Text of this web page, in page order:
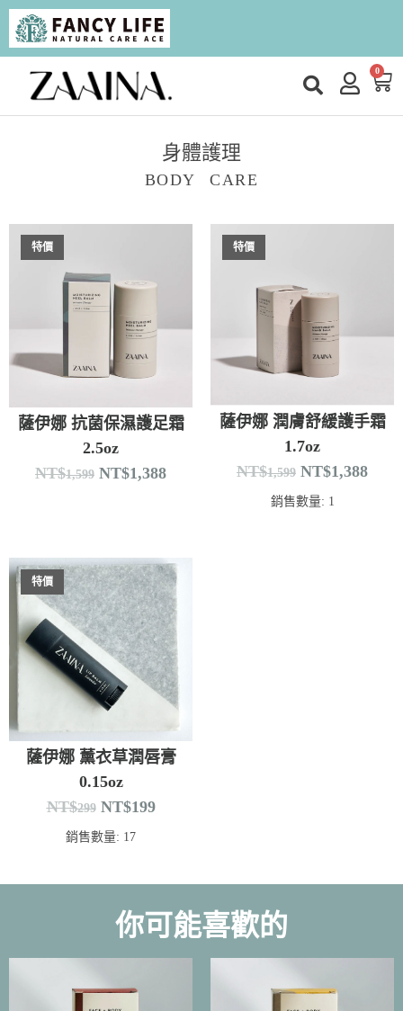
0
身體護理
BODY CARE
特價
薩伊娜 抗菌保濕護足霜
2.5oz
NT$1,599 NT$1,388
特價
薩伊娜 潤膚舒緩護手霜
1.7oz
NT$1,599 NT$1,388
銷售數量: 1
特價
薩伊娜 薰衣草潤唇膏
0.15oz
NT$299 NT$199
銷售數量: 17
你可能喜歡的